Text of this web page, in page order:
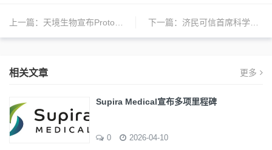
上一篇： 天境生物宣布Protollin的美国1期临床研究已完成首例患者给药 下一篇： 济民可信首席科学官崔海峰:探索创新合作 加快中国创新药国际开发
相关文章 更多
Supira Medical宣布多项里程碑
0 2026-04-10